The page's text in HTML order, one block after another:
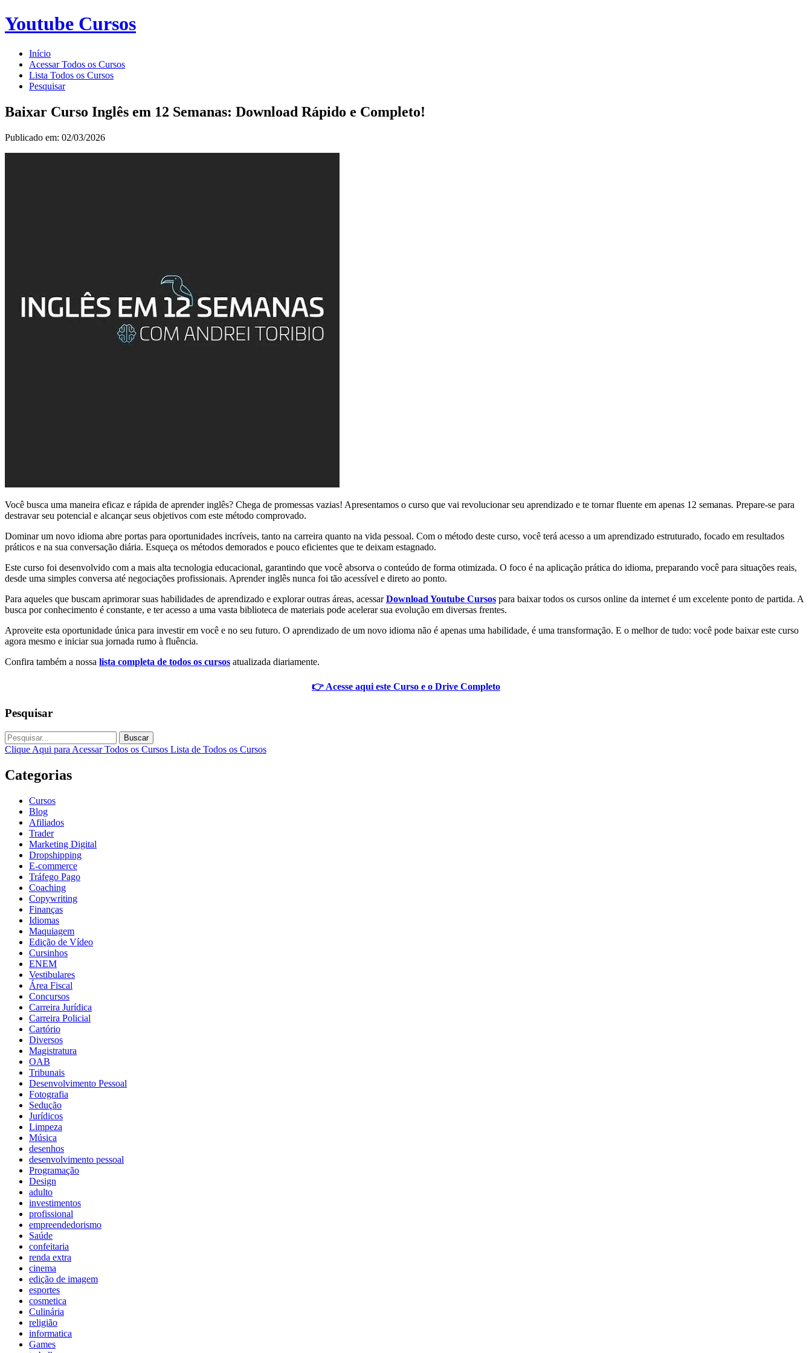
Youtube Cursos
Início
Acessar Todos os Cursos
Lista Todos os Cursos
Pesquisar
Baixar Curso Inglês em 12 Semanas: Download Rápido e Completo!
Publicado em: 02/03/2026
Você busca uma maneira eficaz e rápida de aprender inglês? Chega de promessas vazias! Apresentamos o curso que vai revolucionar seu aprendizado e te tornar fluente em apenas 12 semanas. Prepare-se para
destravar seu potencial e alcançar seus objetivos com este método comprovado.
Dominar um novo idioma abre portas para oportunidades incríveis, tanto na carreira quanto na vida pessoal. Com o método deste curso, você terá acesso a um aprendizado estruturado, focado em resultados
práticos e na sua conversação diária. Esqueça os métodos demorados e pouco eficientes que te deixam estagnado.
Este curso foi desenvolvido com a mais alta tecnologia educacional, garantindo que você absorva o conteúdo de forma otimizada. O foco é na aplicação prática do idioma, preparando você para situações reais,
desde uma simples conversa até negociações profissionais. Aprender inglês nunca foi tão acessível e direto ao ponto.
Para aqueles que buscam aprimorar suas habilidades de aprendizado e explorar outras áreas, acessarDownload Youtube Cursos para baixar todos os cursos online da internet é um excelente ponto de partida. A
busca por conhecimento é constante, e ter acesso a uma vasta biblioteca de materiais pode acelerar sua evolução em diversas frentes.
Aproveite esta oportunidade única para investir em você e no seu futuro. O aprendizado de um novo idioma não é apenas uma habilidade, é uma transformação. E o melhor de tudo: você pode baixar este curso
agora mesmo e iniciar sua jornada rumo à fluência.
Confira também a nossa lista completa de todos os cursos atualizada diariamente.
👉 Acesse aqui este Curso e o Drive Completo
Pesquisar
Buscar
Clique Aqui para Acessar Todos os Cursos Lista de Todos os Cursos
Categorias
Cursos
Blog
Afiliados
Trader
Marketing Digital
Dropshipping
E-commerce
Tráfego Pago
Coaching
Copywriting
Finanças
Idiomas
Maquiagem
Edição de Vídeo
Cursinhos
ENEM
Vestibulares
Área Fiscal
Concursos
Carreira Jurídica
Carreira Policial
Cartório
Diversos
Magistratura
OAB
Tribunais
Desenvolvimento Pessoal
Fotografia
Sedução
Jurídicos
Limpeza
Música
desenhos
desenvolvimento pessoal
Programação
Design
adulto
investimentos
profissional
empreendedorismo
Saúde
confeitaria
renda extra
cinema
edição de imagem
esportes
cosmetica
Culinária
religião
informatica
Games